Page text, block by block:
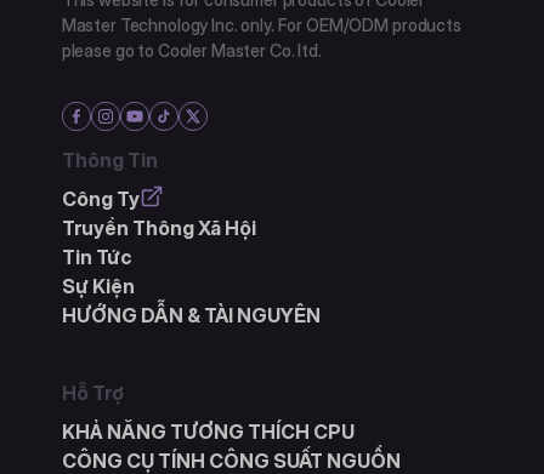
Master Technology Inc. only. For OEM/ODM products
please go to Cooler Master Co. ltd.
Thông Tin
Công Ty
Truyền Thông Xã Hội
Tin Tức
Sự Kiện
HƯỚNG DẪN & TÀI NGUYÊN
Hỗ Trợ
KHẢ NĂNG TƯƠNG THÍCH CPU
CÔNG CỤ TÍNH CÔNG SUẤT NGUỒN